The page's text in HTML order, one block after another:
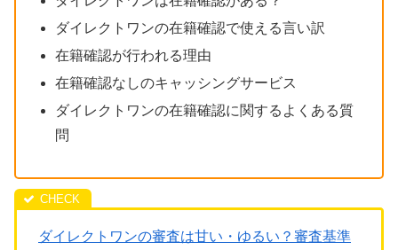
ダイレクトワンの在籍確認で使える言い訳
在籍確認が行われる理由
在籍確認なしのキャッシングサービス
ダイレクトワンの在籍確認に関するよくある質
問
ダイレクトワンの審査は甘い・ゆるい？審査基準